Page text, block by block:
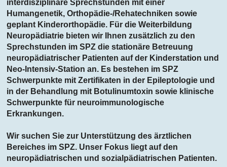
interdisziplinäre Sprechstunden mit einer
Humangenetik, Orthopädie-/Rehatechniken sowie
geplant Kinderorthopädie. Für die Weiterbildung
Neuropädiatrie bieten wir Ihnen zusätzlich zu den
Sprechstunden im SPZ die stationäre Betreuung
neuropädiatrischer Patienten auf der Kinderstation und
Neo-Intensiv-Station an. Es bestehen im SPZ
Schwerpunkte mit Zertifikaten in der Epileptologie und
in der Behandlung mit Botulinumtoxin sowie klinische
Schwerpunkte für neuroimmunologische
Erkrankungen.
Wir suchen Sie zur Unterstützung des ärztlichen
Bereiches im SPZ. Unser Fokus liegt auf den
neuropädiatrischen und sozialpädiatrischen Patienten.